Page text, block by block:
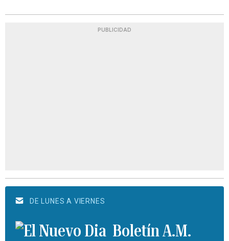
PUBLICIDAD
DE LUNES A VIERNES
Boletín A.M.